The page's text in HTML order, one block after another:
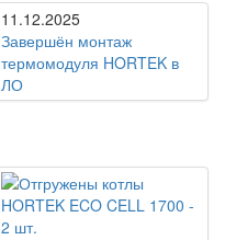
11.12.2025
Завершён монтаж
термомодуля HORTEK в
ЛО